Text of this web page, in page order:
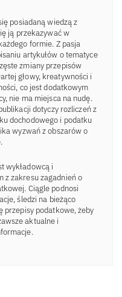
posiadaną wiedzą z
ją przekazywać w
formie. Z pasja
artykułów o tematyce
zmiany przepisów
głowy, kreatywności i
co jest dodatkowym
nie ma miejsca na nudę.
dotyczy rozliczeń z
dochodowego i podatku
wyzwań z obszarów o
wykładowcą i
z zakresu zagadnień o
Ciągle podnosi
śledzi na bieżąco
przepisy podatkowe, żeby
aktualne i